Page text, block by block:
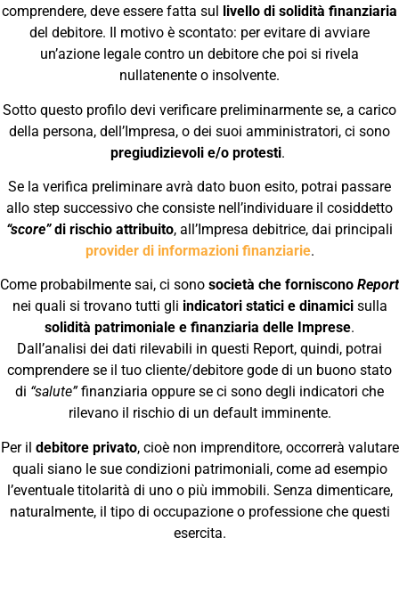
comprendere, deve essere fatta sul
livello di solidità finanziaria
del debitore. Il motivo è scontato: per evitare di avviare
un’azione legale contro un debitore che poi si rivela
nullatenente o insolvente.
Sotto questo profilo devi verificare preliminarmente se, a carico
della persona, dell’Impresa, o dei suoi amministratori, ci sono
pregiudizievoli e/o protesti.
Se la verifica preliminare avrà dato buon esito, potrai passare
allo step successivo che consiste nell’individuare il cosiddetto
“score”di rischio attribuito, all’Impresa debitrice, dai principali
provider di informazioni finanziarie.
Come probabilmente sai, ci sono società che forniscono Report
nei quali si trovano tutti gli indicatori statici e dinamicisulla
solidità patrimoniale e finanziaria delle Imprese.
Dall’analisi dei dati rilevabili in questi Report, quindi, potrai
comprendere se il tuo cliente/debitore gode di un buono stato
di “salute”finanziaria oppure se ci sono degli indicatori che
rilevano il rischio di un default imminente.
Per il debitore privato, cioè non imprenditore, occorrerà valutare
quali siano le sue condizioni patrimoniali, come ad esempio
l’eventuale titolarità di uno o più immobili. Senza dimenticare,
naturalmente, il tipo di occupazione o professione che questi
esercita.